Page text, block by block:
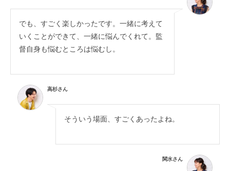
でも、すごく楽しかったです。一緒に考えて
いくことができて、一緒に悩んでくれて。監
督自身も悩むところは悩むし。
高杉さん
そういう場面、すごくあったよね。
関水さん